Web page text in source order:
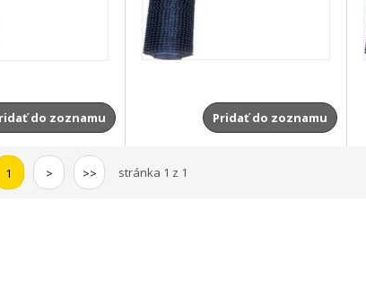
do zoznamu Pridať do zoznamu
1 > >> stránka 1 z 1